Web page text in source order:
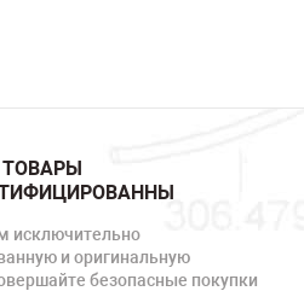
ТОВАРЫ
исключительно
и оригинальную
безопасные покупки